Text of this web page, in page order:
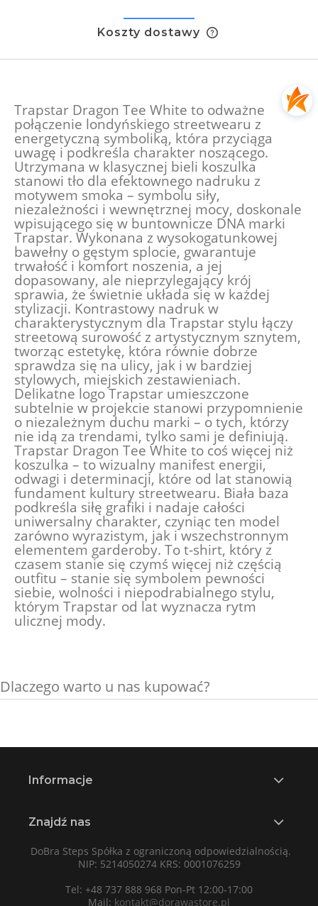
Koszty dostawy
Cena nie zawiera ewentualnych kosztów płatności
Trapstar Dragon Tee White to odważne
połączenie londyńskiego streetwearu z
energetyczną symboliką, która przyciąga
uwagę i podkreśla charakter noszącego.
Utrzymana w klasycznej bieli koszulka
stanowi tło dla efektownego nadruku z
motywem smoka – symbolu siły,
niezależności i wewnętrznej mocy, doskonale
wpisującego się w buntownicze DNA marki
Trapstar. Wykonana z wysokogatunkowej
bawełny o gęstym splocie, gwarantuje
trwałość i komfort noszenia, a jej
dopasowany, ale nieprzylegający krój
sprawia, że świetnie układa się w każdej
stylizacji. Kontrastowy nadruk w
charakterystycznym dla Trapstar stylu łączy
streetową surowość z artystycznym sznytem,
tworząc estetykę, która równie dobrze
sprawdza się na ulicy, jak i w bardziej
stylowych, miejskich zestawieniach.
Delikatne logo Trapstar umieszczone
subtelnie w projekcie stanowi przypomnienie
o niezależnym duchu marki – o tych, którzy
nie idą za trendami, tylko sami je definiują.
Trapstar Dragon Tee White to coś więcej niż
koszulka – to wizualny manifest energii,
odwagi i determinacji, które od lat stanowią
fundament kultury streetwearu. Biała baza
podkreśla siłę grafiki i nadaje całości
uniwersalny charakter, czyniąc ten model
zarówno wyrazistym, jak i wszechstronnym
elementem garderoby. To t-shirt, który z
czasem stanie się czymś więcej niż częścią
outfitu – stanie się symbolem pewności
siebie, wolności i niepodrabialnego stylu,
którym Trapstar od lat wyznacza rytm
ulicznej mody.
Dlaczego warto u nas kupować?
Informacje
Znajdź nas
DoBra Steps Spółka z ograniczoną odpowiedzialnością.
NIP: 5214050274 KRS: 0001076259
Tel: +48 737 888 968 Pon-Pt 12:00-17:00
Mail: kontakt@dorawastore.pl